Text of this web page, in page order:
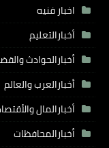
اخبار فنيه
أخبارالتعليم
أخبارالحوادث
أخبارالعرب والعالم
أخبارالمال
أخبارالمحافظات